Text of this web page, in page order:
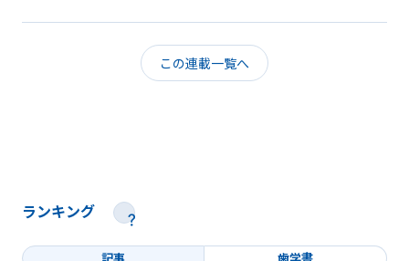
この連載一覧へ
ランキング